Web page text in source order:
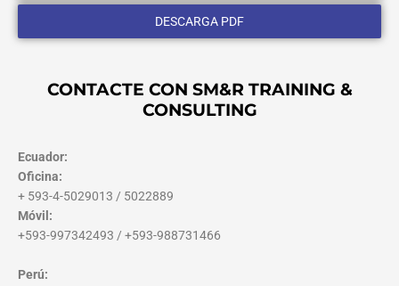
DESCARGA PDF
CONTACTE CON SM&R TRAINING &
CONSULTING
Ecuador:
Oficina:
+ 593-4-5029013 / 5022889
Móvil:
+593-997342493 / +593-988731466
Perú: